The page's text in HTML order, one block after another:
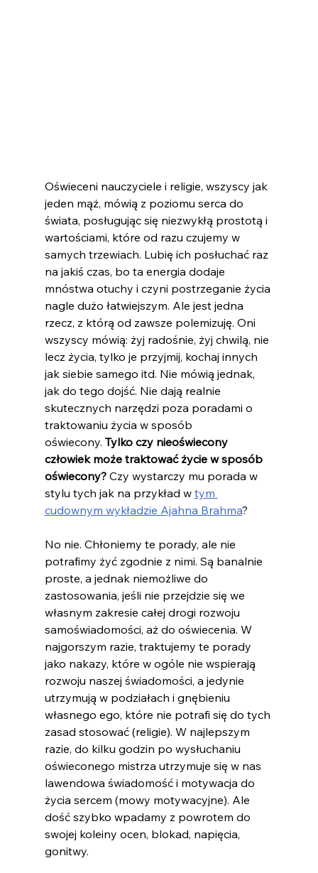
Oświeceni nauczyciele i religie, wszyscy jak
jeden mąż, mówią z poziomu serca do
świata, posługując się niezwykłą prostotą i
wartościami, które od razu czujemy w
samych trzewiach. Lubię ich posłuchać raz
na jakiś czas, bo ta energia dodaje
mnóstwa otuchy i czyni postrzeganie życia
nagle dużo łatwiejszym. Ale jest jedna
rzecz, z którą od zawsze polemizuję. Oni
wszyscy mówią: żyj radośnie, żyj chwilą, nie
lecz życia, tylko je przyjmij, kochaj innych
jak siebie samego itd. Nie mówią jednak,
jak do tego dojść. Nie dają realnie
skutecznych narzędzi poza poradami o
traktowaniu życia w sposób
oświecony. Tylko czy nieoświecony
człowiek może traktować życie w sposób
oświecony? Czy wystarczy mu porada w
stylu tych jak na przykład w tym
cudownym wykładzie Ajahna Brahma?
No nie. Chłoniemy te porady, ale nie
potrafimy żyć zgodnie z nimi. Są banalnie
proste, a jednak niemożliwe do
zastosowania, jeśli nie przejdzie się we
własnym zakresie całej drogi rozwoju
samoświadomości, aż do oświecenia. W
najgorszym razie, traktujemy te porady
jako nakazy, które w ogóle nie wspierają
rozwoju naszej świadomości, a jedynie
utrzymują w podziałach i gnębieniu
własnego ego, które nie potrafi się do tych
zasad stosować (religie). W najlepszym
razie, do kilku godzin po wysłuchaniu
oświeconego mistrza utrzymuje się w nas
lawendowa świadomość i motywacja do
życia sercem (mowy motywacyjne). Ale
dość szybko wpadamy z powrotem do
swojej koleiny ocen, blokad, napięcia,
gonitwy.